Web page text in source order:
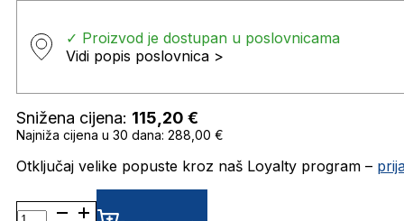
✓ Proizvod je dostupan u poslovnicama
Vidi popis poslovnica >
Snižena cijena: 115,20 €
Najniža cijena u 30 dana: 288,00 €
Otključaj velike popuste kroz naš Loyalty program –
GU7817 SUNČANE